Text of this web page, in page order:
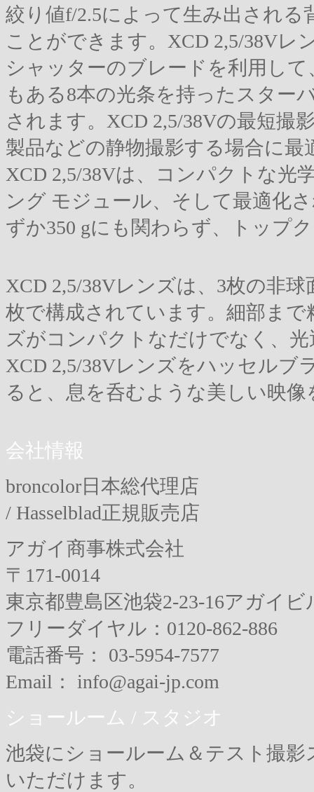
絞り値f/2.5によって生み出され
ことができます。XCD 2,5/38Vレ
シャッターのブレードを利用し
もある8本の光条を持ったスター
されます。XCD 2,5/38Vの最短撮
製品などの静物撮影する場合に最
XCD 2,5/38Vは、コンパクトな光
ング モジュール、そして最適化
ずか350 gにも関わらず、トップ
XCD 2,5/38Vレンズは、3枚の非
枚で構成されています。細部ま
ズがコンパクトなだけでなく、
XCD 2,5/38Vレンズをハッセルブ
ると、息を呑むような美しい映像
会社情報
broncolor日本総代理店
/ Hasselblad正規販売店
アガイ商事株式会社
〒171-0014
東京都豊島区池袋2-23-16アガイビ
フリーダイヤル：0120-862-886
電話番号： 03-5954-7577
Email： info@agai-jp.com
ショールーム / スタジオ
池袋にショールーム＆テスト撮
いただけます。